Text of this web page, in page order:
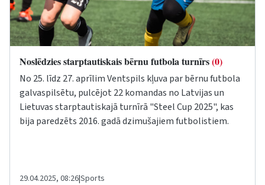
Noslēdzies starptautiskais bērnu futbola turnīrs(0)
No 25. līdz 27. aprīlim Ventspils kļuva par bērnu futbola
galvaspilsētu, pulcējot 22 komandas no Latvijas un
Lietuvas starptautiskajā turnīrā "Steel Cup 2025", kas
bija paredzēts 2016. gadā dzimušajiem futbolistiem.
29.04.2025, 08:26|Sports